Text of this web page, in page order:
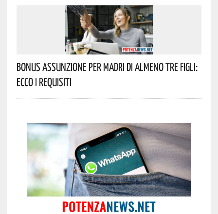
Bonus Assunzione Per Madri Di Almeno Tre Figli:
Ecco I Requisiti